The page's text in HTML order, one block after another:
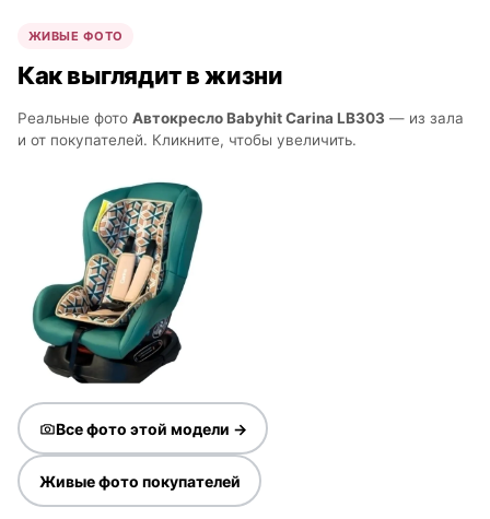
ЖИВЫЕ ФОТО
Как выглядит в жизни
Реальные фото Автокресло Babyhit Carina LB303 — из зала
и от покупателей. Кликните, чтобы увеличить.
Все фото этой модели →
Живые фото покупателей